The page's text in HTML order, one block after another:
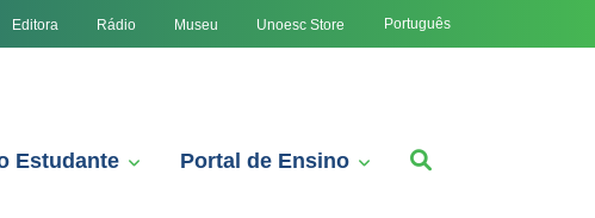
Editora Rádio Museu Unoesc Store Português
Estudante Portal de Ensino